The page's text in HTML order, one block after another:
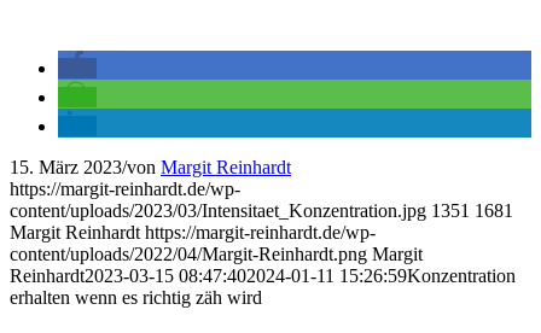
15. März 2023/von Margit Reinhardt
https://margit-reinhardt.de/wp-
content/uploads/2023/03/Intensitaet_Konzentration.jpg 1351 1681
Margit Reinhardt https://margit-reinhardt.de/wp-
content/uploads/2022/04/Margit-Reinhardt.png Margit
Reinhardt2023-03-15 08:47:402024-01-11 15:26:59Konzentration
erhalten wenn es richtig zäh wird